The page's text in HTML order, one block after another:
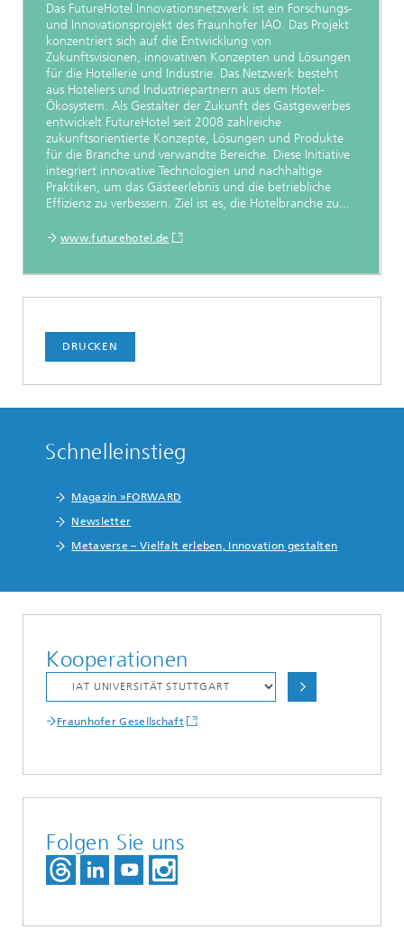
Das FutureHotel Innovationsnetzwerk ist ein Forschungs-
und Innovationsprojekt des Fraunhofer IAO. Das Projekt
konzentriert sich auf die Entwicklung von
Zukunftsvisionen, innovativen Konzepten und Lösungen
für die Hotellerie und Industrie. Das Netzwerk besteht
aus Hoteliers und Industriepartnern aus dem Hotel-
Ökosystem. Als Gestalter der Zukunft des Gastgewerbes
entwickelt FutureHotel seit 2008 zahlreiche
zukunftsorientierte Konzepte, Lösungen und Produkte
für die Branche und verwandte Bereiche. Diese Initiative
integriert innovative Technologien und nachhaltige
Praktiken, um das Gästeerlebnis und die betriebliche
Effizienz zu verbessern. Ziel ist es, die Hotelbranche zu...
www.futurehotel.de
DRUCKEN
Schnelleinstieg
Magazin »FORWARD
Newsletter
Metaverse – Vielfalt erleben, Innovation gestalten
Kooperationen
Fraunhofer Gesellschaft
Folgen Sie uns